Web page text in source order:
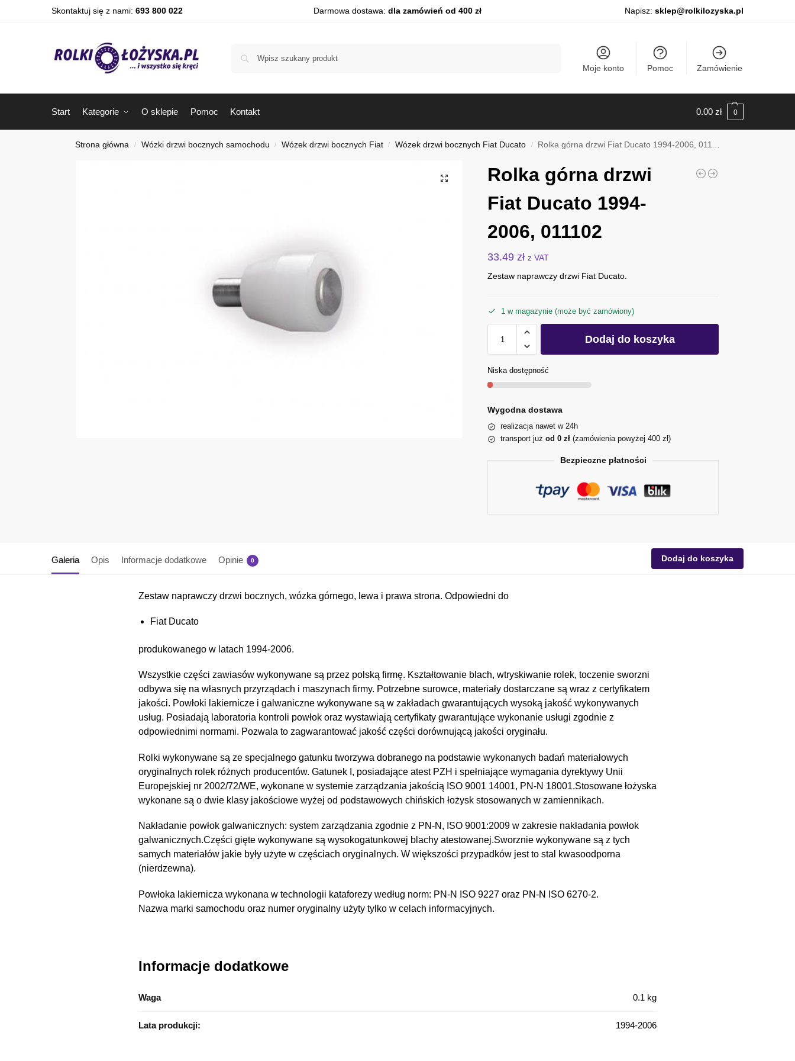
Skontaktuj się z nami: 693 800 022 Darmowa dostawa: dla zamówień od 400 zł Napisz: sklep@rolkilozyska.pl
Moje konto Pomoc Zamówienie
Start Kategorie O sklepie Pomoc Kontakt 0.00 zł 0
Strona główna / Wózki drzwi bocznych samochodu / Wózek drzwi bocznych Fiat / Wózek drzwi bocznych Fiat Ducato / Rolka górna drzwi Fiat Ducato 1994-2006, 011102
Rolka górna drzwi
Fiat Ducato 1994-
2006, 011102
33.49 zł z VAT
Zestaw naprawczy drzwi Fiat Ducato.
1 w magazynie (może być zamówiony)
Dodaj do koszyka
Niska dostępność
Wygodna dostawa
realizacja nawet w 24h
transport jużod 0 zł (zamówienia powyżej 400 zł)
Bezpieczne płatności
Galeria Opis Informacje dodatkowe Opinie 0 Dodaj do koszyka
Zestaw naprawczy drzwi bocznych, wózka górnego, lewa i prawa strona. Odpowiedni do
Fiat Ducato
produkowanego w latach 1994-2006.
Wszystkie części zawiasów wykonywane są przez polską firmę. Kształtowanie blach, wtryskiwanie rolek, toczenie sworzni
odbywa się na własnych przyrządach i maszynach firmy. Potrzebne surowce, materiały dostarczane są wraz z certyfikatem
jakości. Powłoki lakiernicze i galwaniczne wykonywane są w zakładach gwarantujących wysoką jakość wykonywanych
usług. Posiadają laboratoria kontroli powłok oraz wystawiają certyfikaty gwarantujące wykonanie usługi zgodnie z
odpowiednimi normami. Pozwala to zagwarantować jakość części dorównującą jakości oryginału.
Rolki wykonywane są ze specjalnego gatunku tworzywa dobranego na podstawie wykonanych badań materiałowych
oryginalnych rolek różnych producentów. Gatunek I, posiadające atest PZH i spełniające wymagania dyrektywy Unii
Europejskiej nr 2002/72/WE, wykonane w systemie zarządzania jakością ISO 9001 14001, PN-N 18001.Stosowane łożyska
wykonane są o dwie klasy jakościowe wyżej od podstawowych chińskich łożysk stosowanych w zamiennikach.
Nakładanie powłok galwanicznych: system zarządzania zgodnie z PN-N, ISO 9001:2009 w zakresie nakładania powłok
galwanicznych.Części gięte wykonywane są wysokogatunkowej blachy atestowanej.Sworznie wykonywane są z tych
samych materiałów jakie były użyte w częściach oryginalnych. W większości przypadków jest to stal kwasoodporna
(nierdzewna).
Powłoka lakiernicza wykonana w technologii kataforezy według norm: PN-N ISO 9227 oraz PN-N ISO 6270-2.
Nazwa marki samochodu oraz numer oryginalny użyty tylko w celach informacyjnych.
Informacje dodatkowe
Waga 0.1 kg
Lata produkcji: 1994-2006